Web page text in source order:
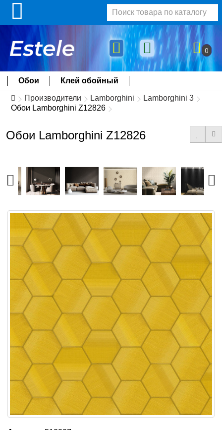
0
Обои Клей обойный
Производители Lamborghini
Lamborghini 3
Обои Lamborghini Z12826
Обои Lamborghini Z12826